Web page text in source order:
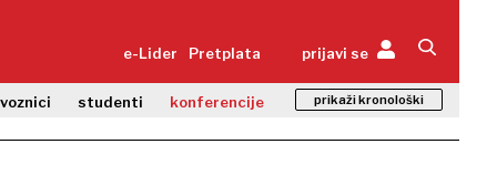
e-Lider Pretplata prijavi se
studenti konferencije prikaži kronološki